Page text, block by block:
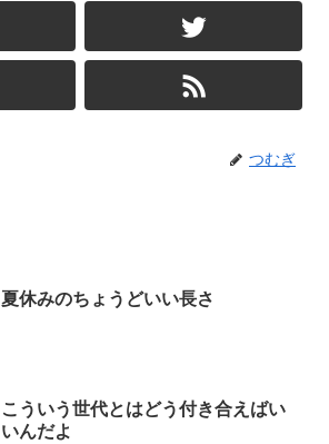
つむぎ
夏休みのちょうどいい長さ
こういう世代とはどう付き合えばい
いんだよ